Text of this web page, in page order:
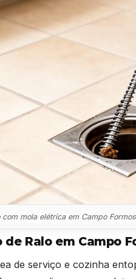
mola elétrica em Campo
Ralo em Campo
de serviço e cozinha